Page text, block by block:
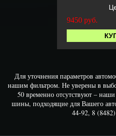
9450 руб.
Для уточнения параметров
нашим фильтром. Не уверены в
50 временно отсутствуют –
шины, подходящие для Вашего
44-92, 8